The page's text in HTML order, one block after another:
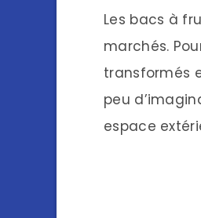
Les bacs à
marchés.
transformés
peu
espace